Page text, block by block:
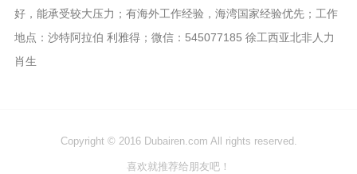
好，能承受较大压力；有海外工作经验，海湾国家经验优先；工作
地点：沙特阿拉伯 利雅得；微信：545077185 徐工西亚北非人力
肖生
Copyright © 2016 Dubairen.com All rights reserved.
喜欢就推荐给朋友吧！